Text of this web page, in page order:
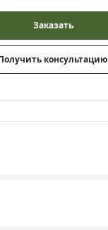
Заказать
консультацию